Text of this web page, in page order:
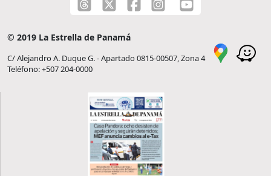
© 2019 La Estrella de Panamá
C/ Alejandro A. Duque G. - Apartado 0815-00507, Zona 4
Teléfono: +507 204-0000